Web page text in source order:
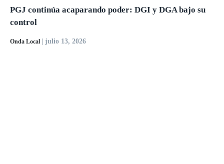
PGJ continúa acaparando poder: DGI y DGA bajo su
control
Onda Local | julio 13, 2026